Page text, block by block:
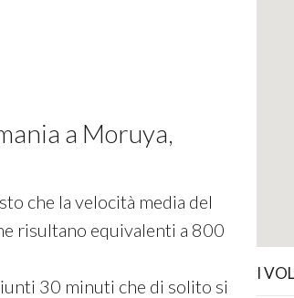
a Moruya,
che la velocità media del
risultano equivalenti a 800
30 minuti che di solito si
I